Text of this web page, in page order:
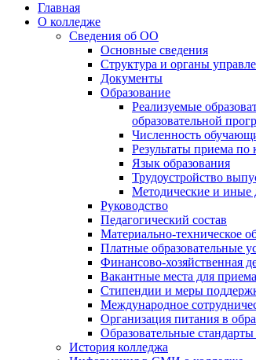
Главная
О колледже
Сведения об ОО
Основные сведения
Структура и органы
Документы
Образование
Реализуемые
образовательной
Численность
Результаты приема
Язык образования
Трудоустройство
Методические и иные
Руководство
Педагогический состав
Материально-техническое
Платные образовательные
Финансово-хозяйственная
Вакантные места для
Стипендии и меры
Международное
Организация питания в
Образовательные
История колледжа